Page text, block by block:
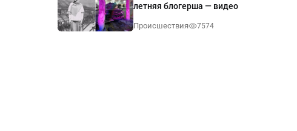
летняя блогерша — видео
Происшествия 7574